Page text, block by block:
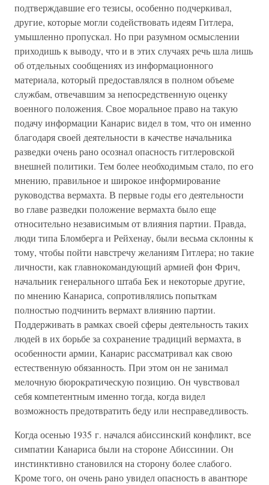
подтверждавшие его тезисы, особенно подчеркивал,
другие, которые могли содействовать идеям Гитлера,
умышленно пропускал. Но при разумном осмыслении
приходишь к выводу, что и в этих случаях речь шла лишь
об отдельных сообщениях из информационного
материала, который предоставлялся в полном объеме
службам, отвечавшим за непосредственную оценку
военного положения. Свое моральное право на такую
подачу информации Канарис видел в том, что он именно
благодаря своей деятельности в качестве начальника
разведки очень рано осознал опасность гитлеровской
внешней политики. Тем более необходимым стало, по его
мнению, правильное и широкое информирование
руководства вермахта. В первые годы его деятельности
во главе разведки положение вермахта было еще
относительно независимым от влияния партии. Правда,
люди типа Бломберга и Рейхенау, были весьма склонны к
тому, чтобы пойти навстречу желаниям Гитлера; но такие
личности, как главнокомандующий армией фон Фрич,
начальник генерального штаба Бек и некоторые другие,
по мнению Канариса, сопротивлялись попыткам
полностью подчинить вермахт влиянию партии.
Поддерживать в рамках своей сферы деятельность таких
людей в их борьбе за сохранение традиций вермахта, в
особенности армии, Канарис рассматривал как свою
естественную обязанность. При этом он не занимал
мелочную бюрократическую позицию. Он чувствовал
себя компетентным именно тогда, когда видел
возможность предотвратить беду или несправедливость.
Когда осенью 1935 г. начался абиссинский конфликт, все
симпатии Канариса были на стороне Абиссинии. Он
инстинктивно становился на сторону более слабого.
Кроме того, он очень рано увидел опасность в авантюре